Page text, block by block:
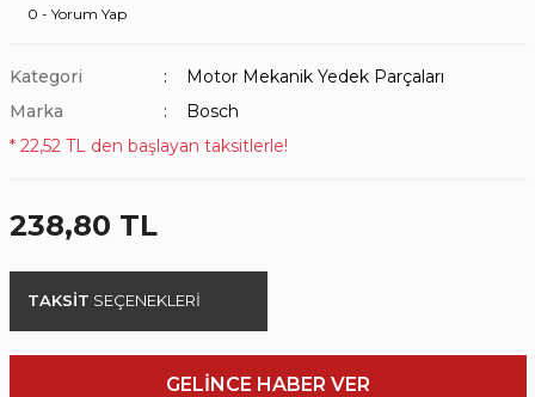
0 - Yorum Yap
Kategori
Motor Mekanik Yedek Parçaları
Marka
Bosch
* 22,52 TL den başlayan taksitlerle!
238,80 TL
TAKSİT SEÇENEKLERİ
GELİNCE HABER VER